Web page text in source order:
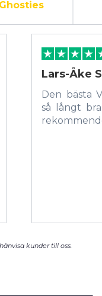
Ghosties
Lars-Åke
Den bästa
så långt
kunder till oss.